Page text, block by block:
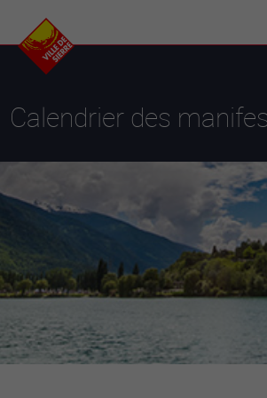
Calendrier des